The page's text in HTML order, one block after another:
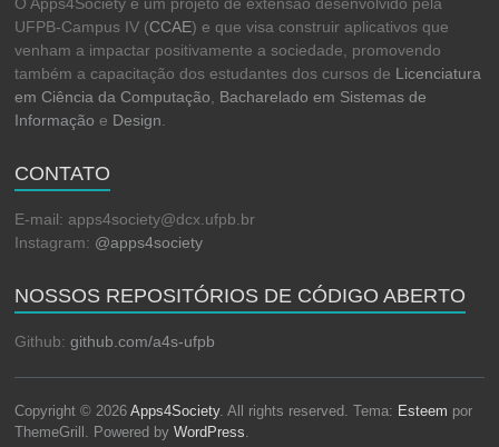
UFPB-Campus IV (CCAE) e que visa construir aplicativos que
venham a impactar positivamente a sociedade, promovendo
também a capacitação dos estudantes dos cursos de Licenciatura
em Ciência da Computação
Bacharelado em Sistemas de
Informação e Design
CONTATO
E-mail: apps4society@dcx.ufpb.br
Instagram: @apps4society
NOSSOS REPOSITÓRIOS DE CÓDIGO ABERTO
Github:github.com/a4s-ufpb
Copyright © 2026Apps4Society. All rights reserved. Tema: Esteem por
ThemeGrill. Powered byWordPress